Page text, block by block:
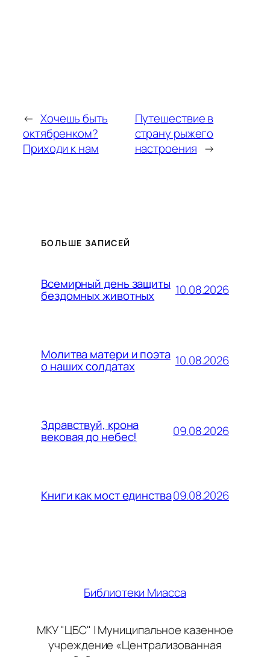
← Хочешь быть
октябренком?
Приходи к нам
Путешествие в
страну рыжего
настроения →
БОЛЬШЕ ЗАПИСЕЙ
Всемирный день защиты
бездомных животных 10.08.2026
Молитва матери и поэта
о наших солдатах 10.08.2026
Здравствуй, крона
вековая до небес! 09.08.2026
Книги как мост единства09.08.2026
Библиотеки Миасса
МКУ "ЦБС" | Муниципальное казенное
учреждение «Централизованная